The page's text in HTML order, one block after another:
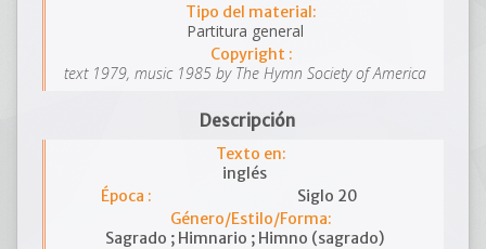
Tipo del material:
Partitura general
Copyright :
text 1979, music 1985 by The Hymn Society of America
Descripción
Texto en:
inglés
Época :
Siglo 20
Género/Estilo/Forma:
Sagrado ; Himnario ; Himno (sagrado)